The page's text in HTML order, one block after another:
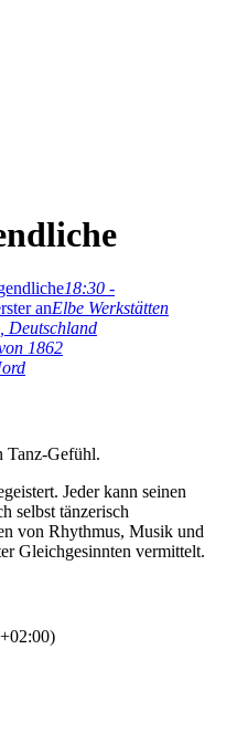
18:30 -
anElbe Werkstätten
Deutschland
1862
Tanz-Gefühl.
Jeder kann seinen
selbst tänzerisch
von Rhythmus, Musik und
Gleichgesinnten vermittelt.